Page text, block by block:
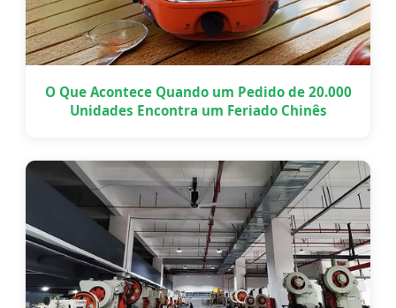
O Que Acontece Quando um Pedido de 20.000
Unidades Encontra um Feriado Chinês